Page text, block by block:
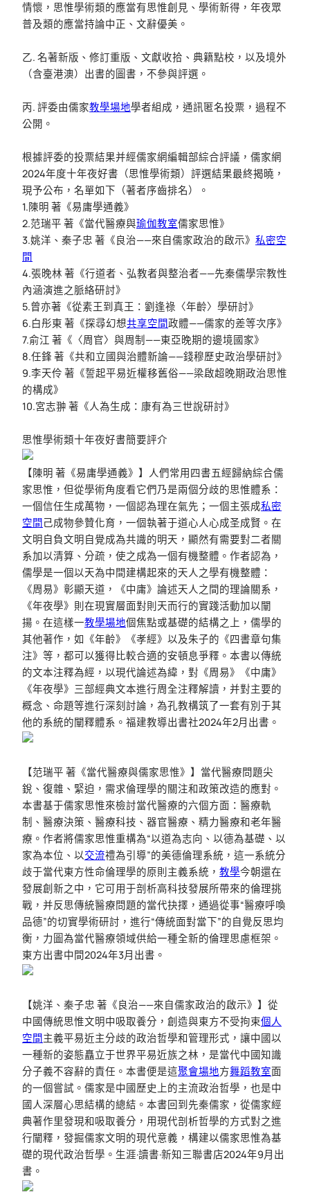
情懷，思惟學術類的應當有思惟創見、學術新得，年夜眾
普及類的應當持論中正、文辭優美。
乙. 名著新版、修訂重版、文獻收拾、典籍點校，以及境外
（含臺港澳）出書的圖書，不參與評選。
丙. 評委由儒家教學場地學者組成，通訊匿名投票，過程不
公開。
根據評委的投票結果并經儒家網編輯部綜合評議，儒家網
2024年度十年夜好書（思惟學術類）評選結果最終揭曉，
現予公布，名單如下（著者序齒排名）。
1.陳明 著《易庸學通義》
2.范瑞平 著《當代醫療與瑜伽教室儒家思惟》
3.姚洋、秦子忠 著《良治——來自儒家政治的啟示》 私密空
間
4.張晚林 著《行道者、弘教者與整治者——先秦儒學宗教性
內涵演進之脈絡研討》
5.曾亦著《從素王到真王：劉逢祿〈年齡〉學研討》
6.白彤東 著《探尋幻想共享空間政體——儒家的差等次序》
7.俞江 著《〈周官〉與周制——東亞晚期的邊境國家》
8.任鋒 著《共和立國與治體新論——錢穆歷史政治學研討》
9.李天伶 著《誓起平易近權移舊俗——梁啟超晚期政治思惟
的構成》
10.宮志翀 著《人為生成：康有為三世說研討》
思惟學術類十年夜好書簡要評介
【陳明 著《易庸學通義》】人們常用四書五經歸納綜合儒
家思惟，但從學術角度看它們乃是兩個分歧的思惟體系：
一個信任生成萬物，一個認為理在氣先；一個主張成私密
空間 己成物參贊化育，一個執著于道心人心成圣成賢。在
文明自負文明自覺成為共識的明天，顯然有需要對二者關
系加以清算、分疏，使之成為一個有機整體。作者認為，
儒學是一個以天為中間建構起來的天人之學有機整體：
《周易》彰顯天道，《中庸》論述天人之間的理論關系，
《年夜學》則在現實層面對則天而行的實踐活動加以闡
揚。在這樣一教學場地個焦點或基礎的結構之上，儒學的
其他著作，如《年齡》《孝經》以及朱子的《四書章句集
注》等，都可以獲得比較合適的安頓息爭釋。本書以傳統
的文本注釋為經，以現代論述為緯，對《周易》《中庸》
《年夜學》三部經典文本進行周全注釋解讀，并對主要的
概念、命題等進行深刻討論，為孔教構筑了一套有別于其
他的系統的闡釋體系。福建教導出書社2024年2月出書。
【范瑞平 著《當代醫療與儒家思惟》】當代醫療問題尖
銳、復雜、緊迫，需求倫理學的關注和政策改造的應對。
本書基于儒家思惟來檢討當代醫療的六個方面：醫療軌
制、醫療決策、醫療科技、器官醫療、精力醫療和老年醫
療。作者將儒家思惟重構為“以道為志向、以德為基礎、以
家為本位、以交流禮為引導”的美德倫理系統，這一系統分
歧于當代東方性命倫理學的原則主義系統， 教學今朝還在
發展創新之中，它可用于剖析高科技發展所帶來的倫理挑
戰，并反思傳統醫療問題的當代抉擇，通過從事“醫療呼喚
品德”的切實學術研討，進行“傳統面對當下”的自覺反思均
衡，力圖為當代醫療領域供給一種全新的倫理思慮框架。
東方出書中間2024年3月出書。
【姚洋、秦子忠 著《良治——來自儒家政治的啟示》】從
中國傳統思惟文明中吸取養分，創造與東方不受拘束個人
空間主義平易近主分歧的政治哲學和管理形式，讓中國以
一種新的姿態矗立于世界平易近族之林，是當代中國知識
分子義不容辭的責任。本書便是這聚會場地方舞蹈教室面
的一個嘗試。儒家是中國歷史上的主流政治哲學，也是中
國人深層心思結構的總結。本書回到先秦儒家，從儒家經
典著作里發現和吸取養分，用現代剖析哲學的方式對之進
行闡釋，發掘儒家文明的現代意義，構建以儒家思惟為基
礎的現代政治哲學。生涯·讀書·新知三聯書店2024年9月出
書。